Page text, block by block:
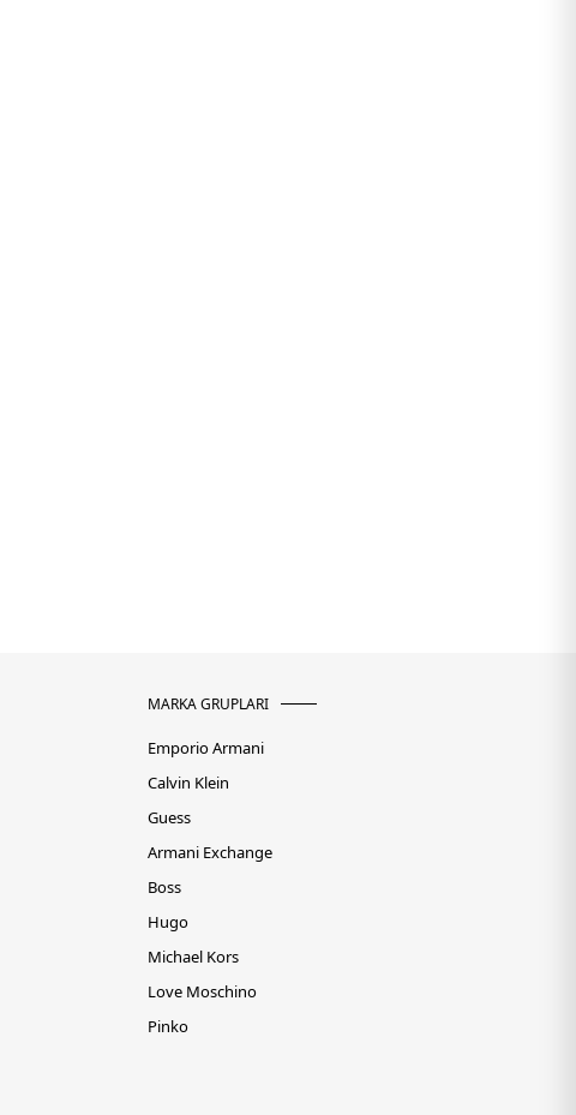
MARKA GRUPLARI
Emporio Armani
Calvin Klein
Guess
Armani Exchange
Boss
Hugo
Michael Kors
Love Moschino
Pinko